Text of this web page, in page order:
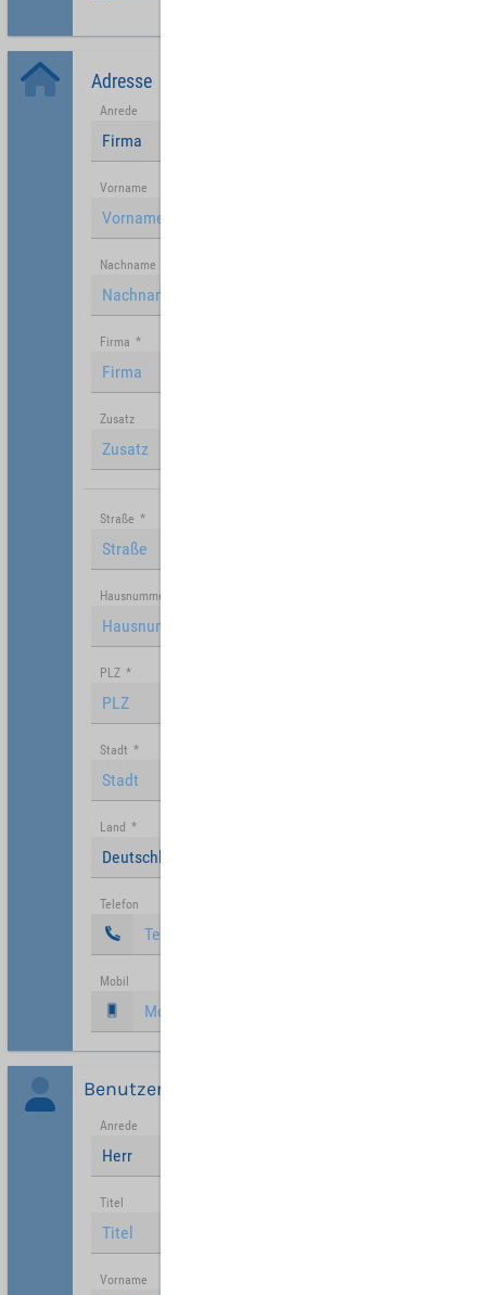
Adresse
Anrede
Firma
Vorname
Nachname
Firma *
Zusatz
Straße *
Hausnummer
PLZ *
Stadt *
Land *
Deutschland
Telefon
Mobil
Benutzer
Anrede
Herr
Titel
Vorname